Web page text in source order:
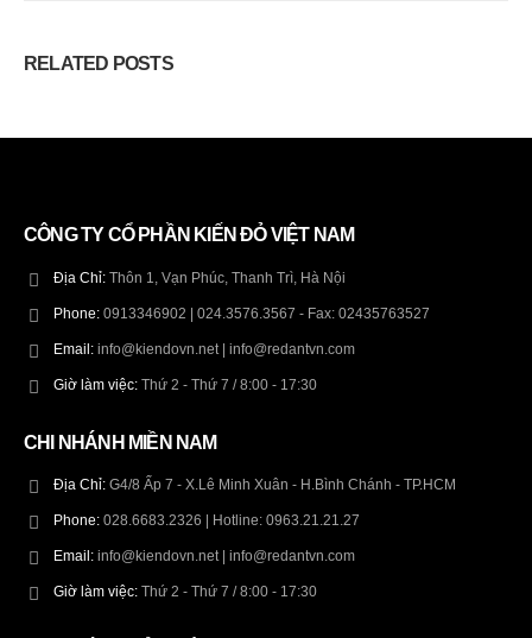
RELATED POSTS
CÔNG TY CỔ PHẦN KIẾN ĐỎ VIỆT NAM
Địa Chỉ: Thôn 1, Vạn Phúc, Thanh Trì, Hà Nội
Phone: 0913346902 | 024.3576.3567 - Fax: 02435763527
Email: info@kiendovn.net | info@redantvn.com
Giờ làm việc: Thứ 2 - Thứ 7 / 8:00 - 17:30
CHI NHÁNH MIỀN NAM
Địa Chỉ: G4/8 Ấp 7 - X.Lê Minh Xuân - H.Bình Chánh - TP.HCM
Phone: 028.6683.2326 | Hotline: 0963.21.21.27
Email: info@kiendovn.net | info@redantvn.com
Giờ làm việc: Thứ 2 - Thứ 7 / 8:00 - 17:30